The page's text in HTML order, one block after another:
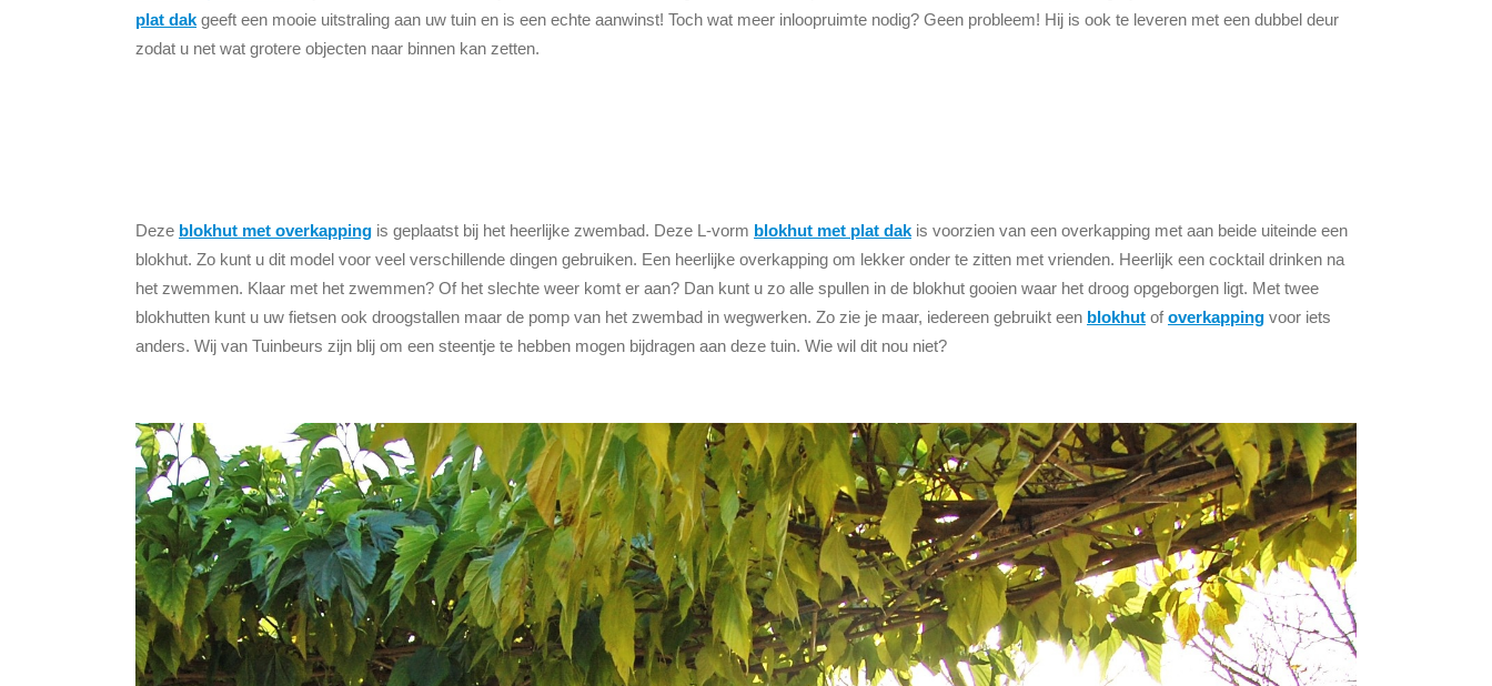
plat dak geeft een mooie uitstraling aan uw tuin en is een echte aanwinst! Toch wat meer inloopruimte nodig? Geen probleem! Hij is ook te leveren met een dubbel deur
zodat u net wat grotere objecten naar binnen kan zetten.
Deze blokhut met overkapping is geplaatst bij het heerlijke zwembad. Deze L-vorm blokhut met plat dak is voorzien van een overkapping met aan beide uiteinde een
blokhut. Zo kunt u dit model voor veel verschillende dingen gebruiken. Een heerlijke overkapping om lekker onder te zitten met vrienden. Heerlijk een cocktail drinken na
het zwemmen. Klaar met het zwemmen? Of het slechte weer komt er aan? Dan kunt u zo alle spullen in de blokhut gooien waar het droog opgeborgen ligt. Met twee
blokhutten kunt u uw fietsen ook droogstallen maar de pomp van het zwembad in wegwerken. Zo zie je maar, iedereen gebruikt een blokhut ofoverkapping voor iets
anders. Wij van Tuinbeurs zijn blij om een steentje te hebben mogen bijdragen aan deze tuin. Wie wil dit nou niet?